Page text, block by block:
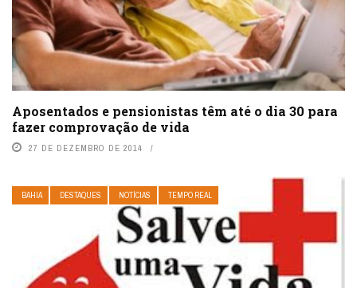
Aposentados e pensionistas têm até o dia 30 para
fazer comprovação de vida
27 DE DEZEMBRO DE 2014
BAHIA DESTAQUES NOTÍCIAS TEMPO REAL